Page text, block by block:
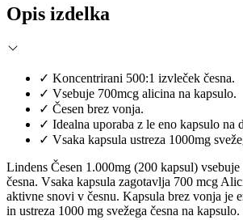
Opis izdelka
✓ Koncentrirani 500:1 izvleček česna.
✓ Vsebuje 700mcg alicina na kapsulo.
✓ Česen brez vonja.
✓ Idealna uporaba z le eno kapsulo na
✓ Vsaka kapsula ustreza 1000mg
Lindens Česen 1.000mg (200 kapsul)
česna. Vsaka kapsula zagotavlja 700 mcg
aktivne snovi v česnu. Kapsula brez vonja je
in ustreza 1000 mg svežega česna na